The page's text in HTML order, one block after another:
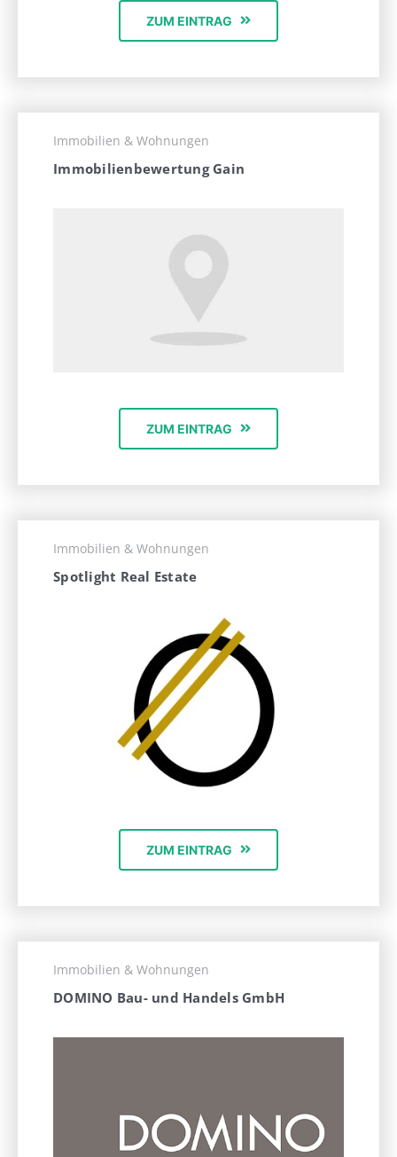
ZUM EINTRAG
Immobilien & Wohnungen
Immobilienbewertung Gain
ZUM EINTRAG
Immobilien & Wohnungen
Spotlight Real Estate
ZUM EINTRAG
Immobilien & Wohnungen
DOMINO Bau- und Handels GmbH